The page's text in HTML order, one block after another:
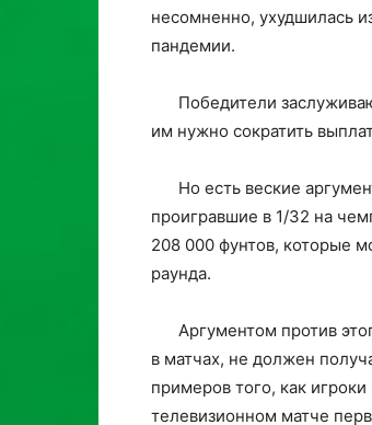
несомненно, ухудшилась
пандемии.
Победители
им нужно сократить
Но есть веские
проигравшие в 1/32 на
208 000 фунтов, которые
раунда.
Аргументом против
в матчах, не должен
примеров того, как
телевизионном матче